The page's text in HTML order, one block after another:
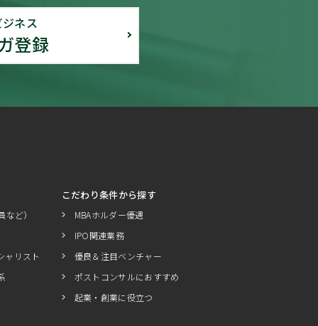
ネス
登録
ど）
ャリスト
こだわり条件から探す
MBAホルダー優遇
IPO関連業務
優良＆注目ベンチャー
ポストコンサルにおすすめ
起業・創業に役立つ